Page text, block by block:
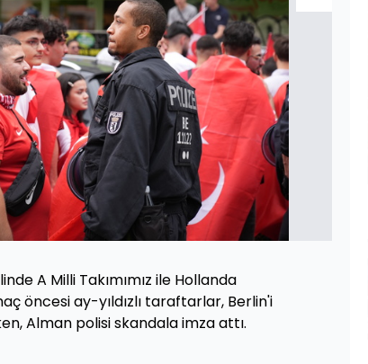
A Milli Takımımız ile Hollanda
öncesi ay-yıldızlı taraftarlar, Berlin'i
Alman polisi skandala imza attı.